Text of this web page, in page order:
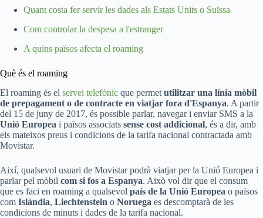
Quant costa fer servir les dades als Estats Units o Suïssa
Com controlar la despesa a l'estranger
A quins països afecta el roaming
Què és el roaming
El roaming és el servei telefònic que permet utilitzar una línia mòbil
de prepagament o de contracte en viatjar fora d'Espanya. A partir
del 15 de juny de 2017, és possible parlar, navegar i enviar SMS a la
Unió Europea i països associats sense cost addicional, és a dir, amb
els mateixos preus i condicions de la tarifa nacional contractada amb
Movistar.
Així, qualsevol usuari de Movistar podrà viatjar per la Unió Europea i
parlar pel mòbil com si fos a Espanya. Això vol dir que el consum
que es faci en roaming a qualsevol país de la Unió Europea o països
com Islàndia, Liechtenstein o Noruega es descomptarà de les
condicions de minuts i dades de la tarifa nacional.